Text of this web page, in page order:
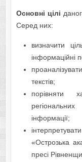
Основні цілі
Серед них:
визначити
інформаційні
текстів;
порівняти
інформації;
«Острозька
пресі